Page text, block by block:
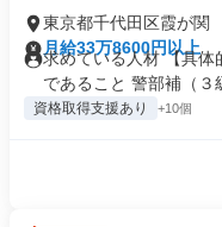
東京都千代田区霞が関
月給33万8600円以上
求めている人材 【具体
であること 警部補（３
資格取得支援あり +10個